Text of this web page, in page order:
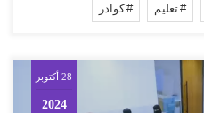
تعليم كوادر
28 أكتوبر
2024